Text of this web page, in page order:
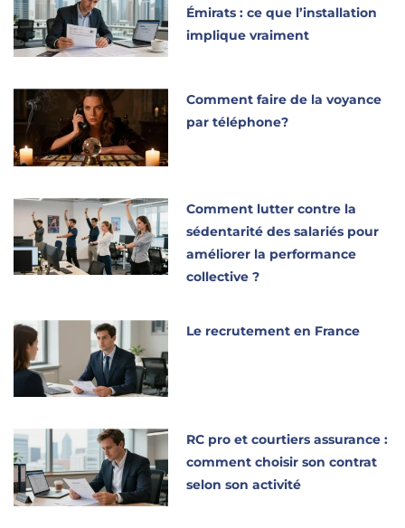
Émirats : ce que l’installation
implique vraiment
Comment faire de la voyance
par téléphone?
Comment lutter contre la
sédentarité des salariés pour
améliorer la performance
collective ?
Le recrutement en France
RC pro et courtiers assurance :
comment choisir son contrat
selon son activité